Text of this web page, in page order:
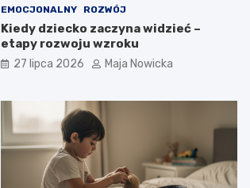
EMOCJONALNY ROZWÓJ
Kiedy dziecko zaczyna widzieć –
etapy rozwoju wzroku
27 lipca 2026 Maja Nowicka